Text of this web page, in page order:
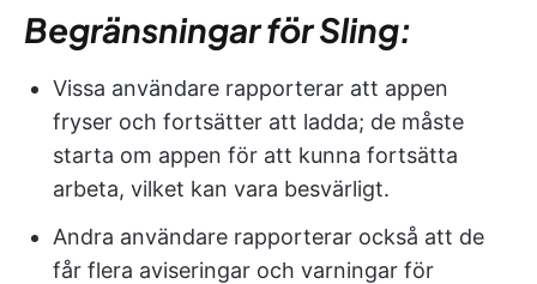
Begränsningar för Sling:
Vissa användare rapporterar att appen
fryser och fortsätter att ladda; de måste
starta om appen för att kunna fortsätta
arbeta, vilket kan vara besvärligt.
Andra användare rapporterar också att de
får flera aviseringar och varningar för